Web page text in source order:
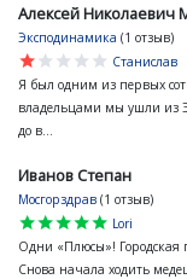
Алексей Николаевич
Эксподинамика (1 отзыв)
star
star
star
star
star
Станислав
Я был одним из первых
владельцами мы ушли из
до в...
Иванов Степан
Мосгорздрав (1 отзыв)
star
star
star
star
star
Lori
Одни «Плюсы»! Городская
Снова начала ходить